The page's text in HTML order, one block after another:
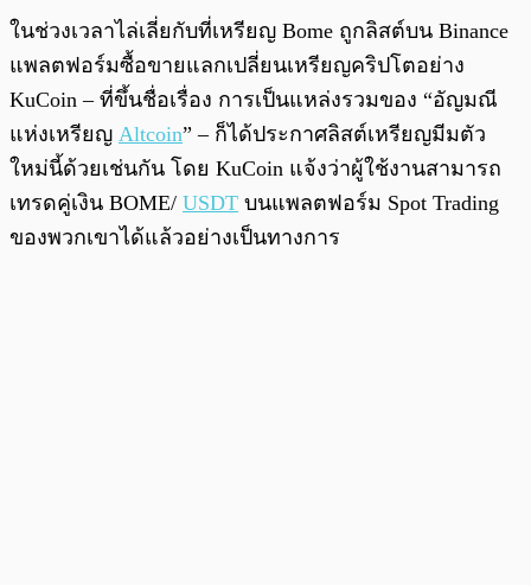
ในช่วงเวลาไล่เลี่ยกับที่เหรียญ Bome ถูกลิสต์บน Binance
แพลตฟอร์มซื้อขายแลกเปลี่ยนเหรียญคริปโตอย่าง
KuCoin – ที่ขึ้นชื่อเรื่อง การเป็นแหล่งรวมของ “อัญมณี
แห่งเหรียญ Altcoin” – ก็ได้ประกาศลิสต์เหรียญมีมตัว
ใหม่นี้ด้วยเช่นกัน โดย KuCoin แจ้งว่าผู้ใช้งานสามารถ
เทรดคู่เงิน BOME/ USDT บนแพลตฟอร์ม Spot Trading
ของพวกเขาได้แล้วอย่างเป็นทางการ